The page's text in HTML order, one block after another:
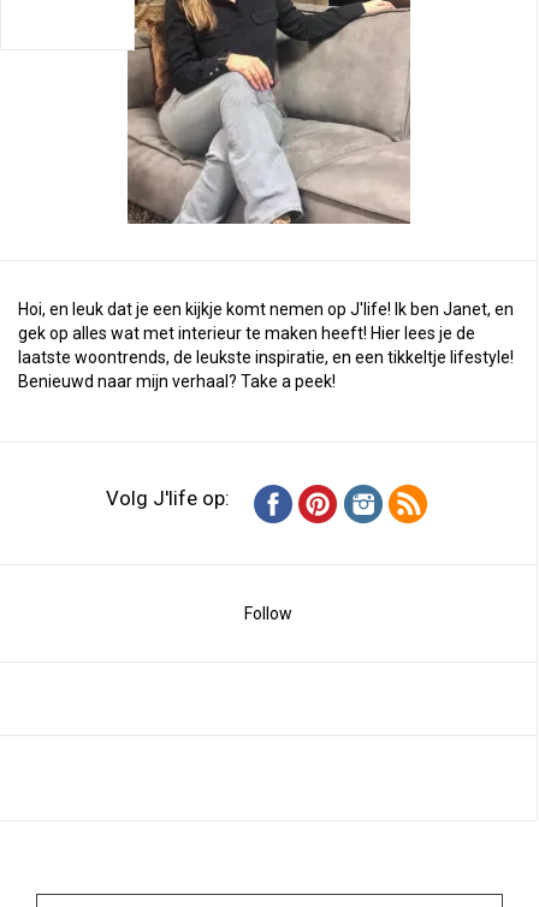
Hoi, en leuk dat je een kijkje komt nemen op J'life! Ik ben Janet, en
gek op alles wat met interieur te maken heeft! Hier lees je de
laatste woontrends, de leukste inspiratie, en een tikkeltje lifestyle!
Benieuwd naar mijn verhaal? Take a peek!
Volg J'life op:
Follow